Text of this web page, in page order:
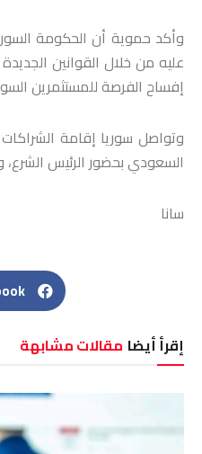
وأكد حموية أن الحكومة
عليه من خلال القوانين
إفساح الفرصة للمستثمرين
السعودي بحضور الرئيس الشرع، وجرى خلاله توقيع 47 اتفاقية
سانا
إقرأ أيضا مقالات مشابهة